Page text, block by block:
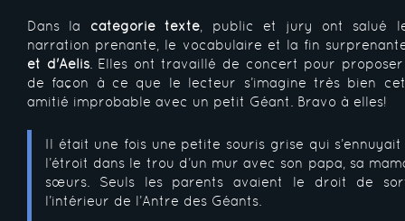
Dans la catégorie texte , public et jury ont salué
narration prenante, le vocabulaire et la fin
et d'Aelis. Elles ont travaillé de concert pour
de façon à ce que le lecteur s’imagine très bien
amitié improbable avec un petit Géant. Bravo à elles!
Il était une fois une petite souris grise qui
l’étroit dans le trou d’un mur avec son papa, sa
sœurs. Seuls les parents avaient le droit de
l’intérieur de l’Antre des Géants.